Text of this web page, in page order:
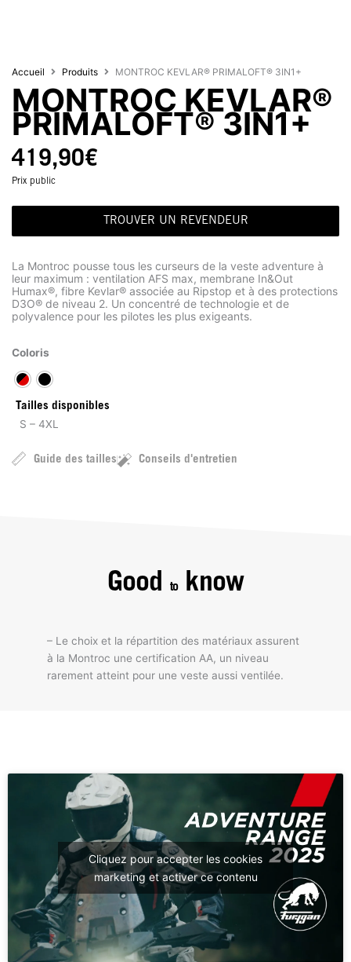
Accueil Produits MONTROC KEVLAR® PRIMALOFT® 3IN1+
MONTROC KEVLAR®
PRIMALOFT® 3IN1+
419,90€
Prix public
TROUVER UN REVENDEUR
La Montroc pousse tous les curseurs de la veste adventure à
leur maximum : ventilation AFS max, membrane In&Out
Humax®, fibre Kevlar® associée au Ripstop et à des protections
D3O® de niveau 2. Un concentré de technologie et de
polyvalence pour les pilotes les plus exigeants.
Coloris
Tailles disponibles
S – 4XL
Guide des tailles Conseils d'entretien
Good toknow
– Le choix et la répartition des matériaux assurent
à la Montroc une certification AA, un niveau
rarement atteint pour une veste aussi ventilée.
Cliquez pour accepter les cookies
marketing et activer ce contenu